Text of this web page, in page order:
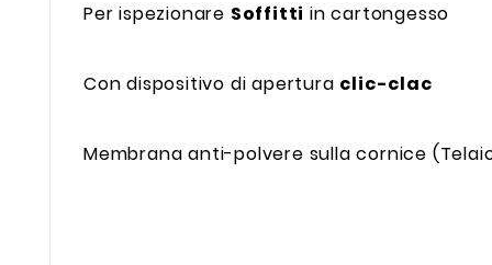
Per ispezionare Soffitti in cartongesso
Con dispositivo di apertura clic-clac
Membrana anti-polvere sulla cornice